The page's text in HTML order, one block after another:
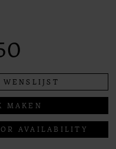
MAKEN
AVAILABILITY